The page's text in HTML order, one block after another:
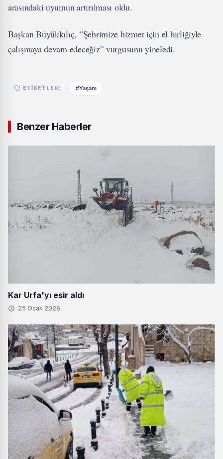
arasındaki uyumun artırılması oldu.
Başkan Büyükkılıç, “Şehrimize hizmet için el birliğiyle
çalışmaya devam edeceğiz” vurgusunu yineledi.
ETIKETLER: #Yaşam
Benzer Haberler
Kar Urfa'yı esir aldı
25 Ocak 2026